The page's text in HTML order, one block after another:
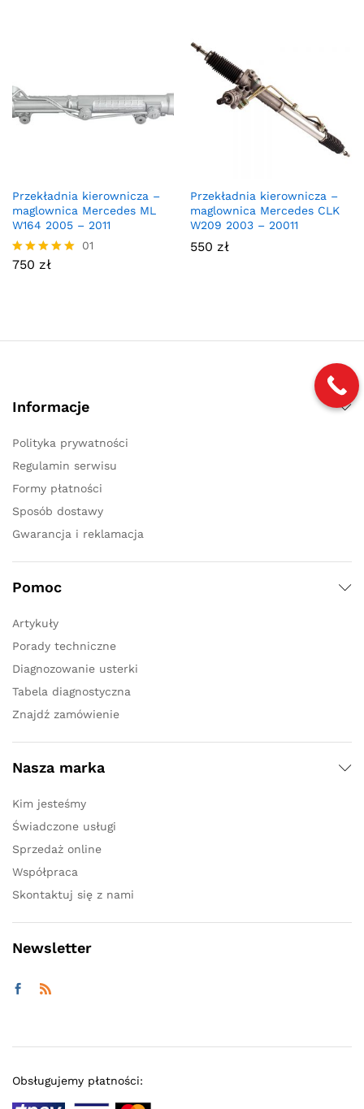
Przekładnia kierownicza –
maglownica Mercedes ML
W164 2005 – 2011
Oceniono
01
750 zł
Przekładnia kierownicza –
maglownica Mercedes CLK
W209 2003 – 20011
550 zł
Informacje
Polityka prywatności
Regulamin serwisu
Formy płatności
Sposób dostawy
Gwarancja i reklamacja
Pomoc
Artykuły
Porady techniczne
Diagnozowanie usterki
Tabela diagnostyczna
Znajdź zamówienie
Nasza marka
Kim jesteśmy
Świadczone usługi
Sprzedaż online
Współpraca
Skontaktuj się z nami
Newsletter
Obsługujemy płatności: